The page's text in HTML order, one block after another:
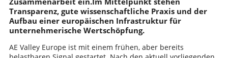
Transparenz, gute wissenschaftliche Praxis und der
Aufbau einer europäischen Infrastruktur für
unternehmerische Wertschöpfung.
AE Valley Europe ist mit einem frühen, aber bereits